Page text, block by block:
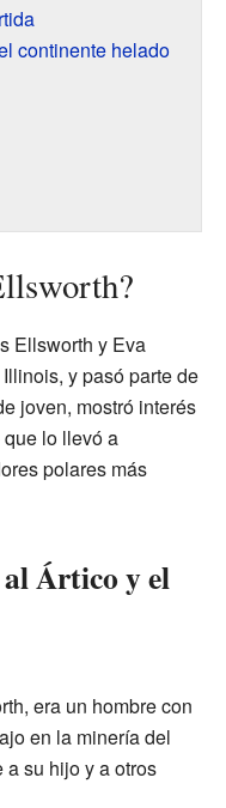
continente helado
Ellsworth y Eva
y pasó parte de
joven, mostró interés
lo llevó a
polares más
Ártico y el
era un hombre con
en la minería del
su hijo y a otros